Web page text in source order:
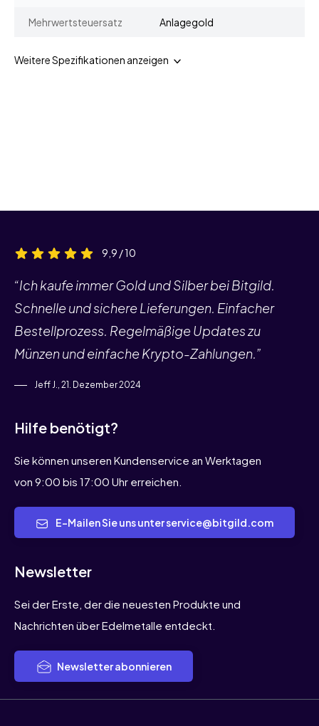
Mehrwertsteuersatz Anlagegold
Weitere Spezifikationen anzeigen
9,9 / 10
“Ich kaufe immer Gold und Silber bei Bitgild.
Schnelle und sichere Lieferungen. Einfacher
Bestellprozess. Regelmäßige Updates zu
Münzen und einfache Krypto-Zahlungen.”
Jeff J., 21. Dezember 2024
Hilfe benötigt?
Sie können unseren Kundenservice an Werktagen
von 9:00 bis 17:00 Uhr erreichen.
E-Mailen Sie uns unter service@bitgild.com
Newsletter
Sei der Erste, der die neuesten Produkte und
Nachrichten über Edelmetalle entdeckt.
Newsletter abonnieren